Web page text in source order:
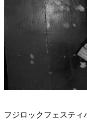
フジロックフェスティ